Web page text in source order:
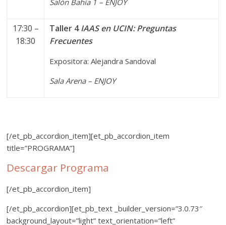
Salón Bahía 1 – ENJOY
17:30 –
18:30
Taller 4 IAAS en UCIN: Preguntas
Frecuentes
Expositora: Alejandra Sandoval
Sala Arena – ENJOY
[/et_pb_accordion_item][et_pb_accordion_item
title=”PROGRAMA”]
Descargar Programa
[/et_pb_accordion_item]
[/et_pb_accordion][et_pb_text _builder_version=”3.0.73″
background_layout=”light” text_orientation=”left”